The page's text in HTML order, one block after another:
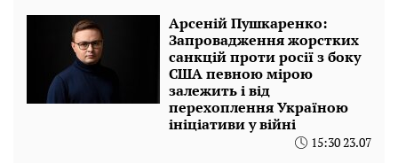
Арсеній Пушкаренко:
Запровадження жорстких
санкцій проти росії з боку
США певною мірою
залежить і від
перехоплення Україною
ініціативи у війні
15:30 23.07